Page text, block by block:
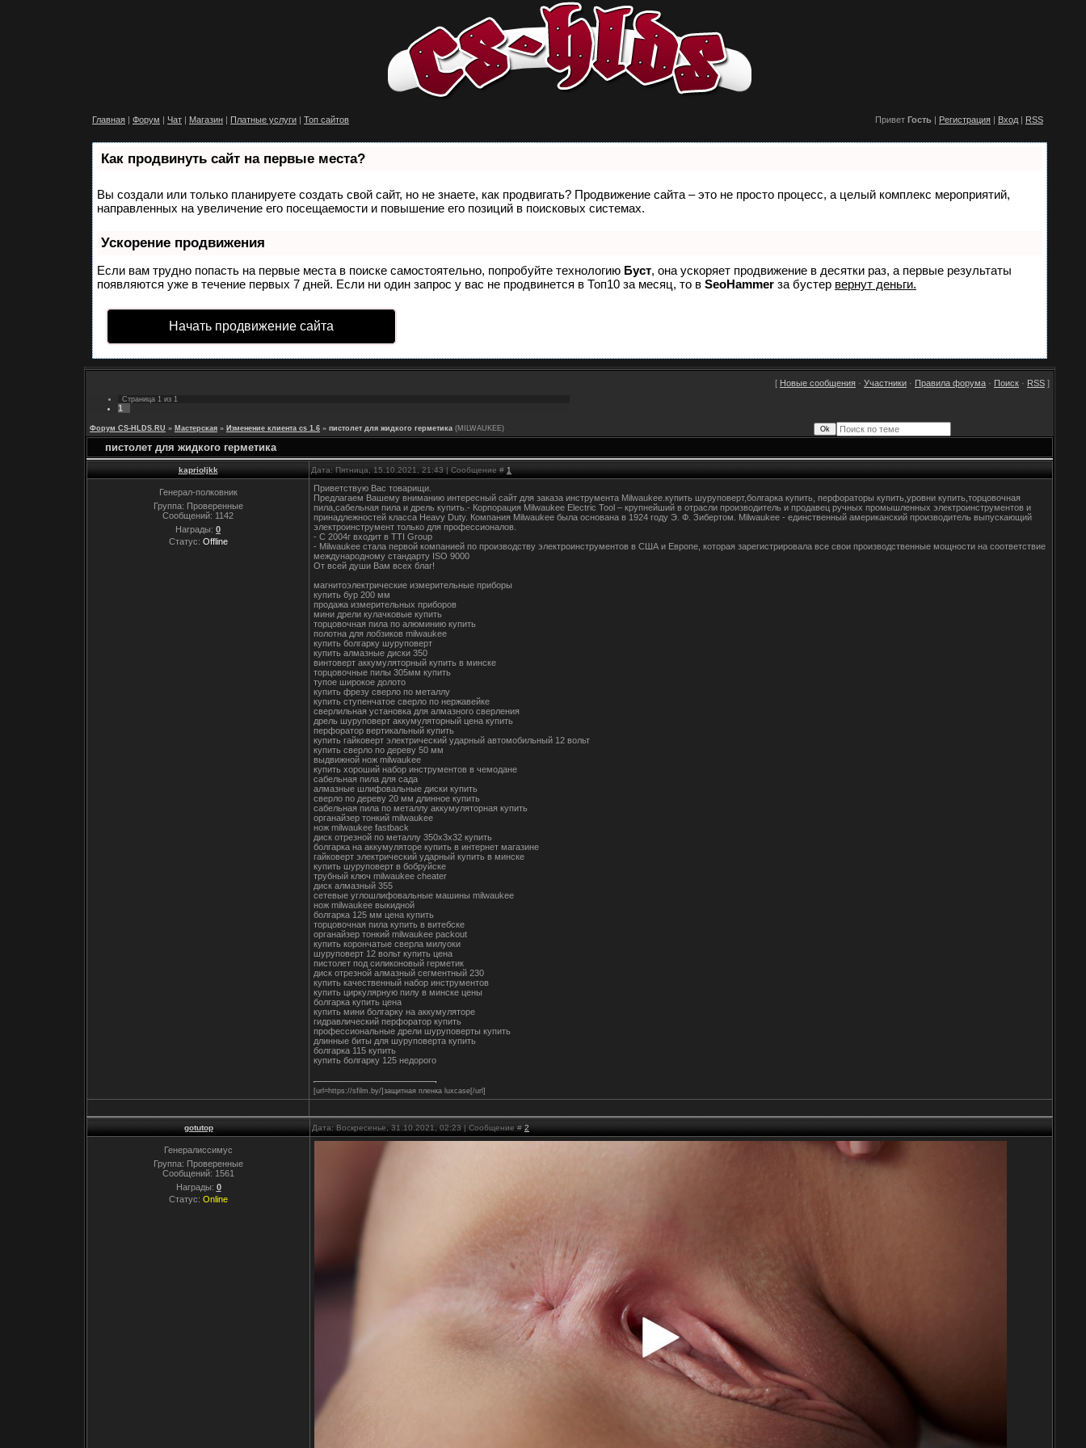
Главная | Форум | Чат | Магазин | Платные услуги | Топ сайтов Привет Гость | Регистрация | Вход | RSS
Как продвинуть сайт на первые места?
Вы создали или только планируете создать свой сайт, но не знаете, как продвигать? Продвижение сайта – это не просто процесс, а целый комплекс мероприятий,
направленных на увеличение его посещаемости и повышение его позиций в поисковых системах.
Ускорение продвижения
Если вам трудно попасть на первые места в поиске самостоятельно, попробуйте технологию Буст, она ускоряет продвижение в десятки раз, а первые результаты
появляются уже в течение первых 7 дней. Если ни один запрос у вас не продвинется в Топ10 за месяц, то в SeoHammer за бустер вернут деньги.
Начать продвижение сайта
[ Новые сообщения · Участники · Правила форума · Поиск · RSS ]
Страница 1 из 1
1
Форум CS-HLDS.RU » Мастерская » Изменение клиента cs 1.6 » пистолет для жидкого герметика (MILWAUKEE)
пистолет для жидкого герметика
kaprioljkk Дата: Пятница, 15.10.2021, 21:43 | Сообщение # 1
Генерал-полковник
Группа: Проверенные
Сообщений: 1142
Награды: 0
Статус: Offline
Приветствую Вас товарищи.
Предлагаем Вашему вниманию интересный сайт для заказа инструмента Milwaukee.купить шуруповерт,болгарка купить, перфораторы купить,уровни купить,торцовочная
пила,сабельная пила и дрель купить.- Корпорация Milwaukee Electric Tool – крупнейший в отрасли производитель и продавец ручных промышленных электроинструментов и
принадлежностей класса Heavy Duty. Компания Milwaukee была основана в 1924 году Э. Ф. Зибертом. Milwaukee - единственный американский производитель выпускающий
электроинструмент только для профессионалов.
- С 2004г входит в TTI Group
- Milwaukee стала первой компанией по производству электроинструментов в США и Европе, которая зарегистрировала все свои производственные мощности на соответствие
международному стандарту ISO 9000
От всей души Вам всех благ!
магнитоэлектрические измерительные приборы
купить бур 200 мм
продажа измерительных приборов
мини дрели кулачковые купить
торцовочная пила по алюминию купить
полотна для лобзиков milwaukee
купить болгарку шуруповерт
купить алмазные диски 350
винтоверт аккумуляторный купить в минске
торцовочные пилы 305мм купить
тупое широкое долото
купить фрезу сверло по металлу
купить ступенчатое сверло по нержавейке
сверлильная установка для алмазного сверления
дрель шуруповерт аккумуляторный цена купить
перфоратор вертикальный купить
купить гайковерт электрический ударный автомобильный 12 вольт
купить сверло по дереву 50 мм
выдвижной нож milwaukee
купить хороший набор инструментов в чемодане
сабельная пила для сада
алмазные шлифовальные диски купить
сверло по дереву 20 мм длинное купить
сабельная пила по металлу аккумуляторная купить
органайзер тонкий milwaukee
нож milwaukee fastback
диск отрезной по металлу 350х3х32 купить
болгарка на аккумуляторе купить в интернет магазине
гайковерт электрический ударный купить в минске
купить шуруповерт в бобруйске
трубный ключ milwaukee cheater
диск алмазный 355
сетевые углошлифовальные машины milwaukee
нож milwaukee выкидной
болгарка 125 мм цена купить
торцовочная пила купить в витебске
органайзер тонкий milwaukee packout
купить корончатые сверла милуоки
шуруповерт 12 вольт купить цена
пистолет под силиконовый герметик
диск отрезной алмазный сегментный 230
купить качественный набор инструментов
купить циркулярную пилу в минске цены
болгарка купить цена
купить мини болгарку на аккумуляторе
гидравлический перфоратор купить
профессиональные дрели шуруповерты купить
длинные биты для шуруповерта купить
болгарка 115 купить
купить болгарку 125 недорого
[url=https://sfilm.by/]защитная пленка luxcase[/url]
gotutop Дата: Воскресенье, 31.10.2021, 02:23 | Сообщение # 2
Генералиссимус
Группа: Проверенные
Сообщений: 1561
Награды: 0
Статус: Online